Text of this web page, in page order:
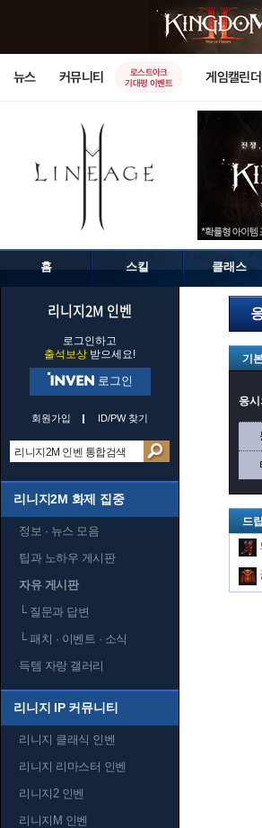
뉴스 커뮤니티
로스트아크
기대평 이벤트
게임캘린더
홈 스킬 클래스
리니지2M 인벤
로그인하고
출석보상 받으세요!
로그인
회원가입 ID/PW 찾기
리니지2M 화제 집중
정보 · 뉴스 모음
팁과 노하우 게시판
자유 게시판
└질문과 답변
└패치 · 이벤트 · 소식
득템 자랑 갤러리
리니지 IP 커뮤니티
리니지 클래식 인벤
리니지 리마스터 인벤
리니지2 인벤
리니지M 인벤
기
응
드